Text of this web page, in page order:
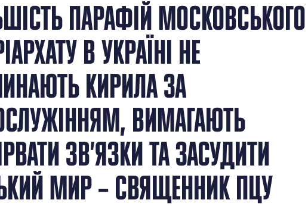
ПАРАФІЙ МОСКОВСЬКОГО
В УКРАЇНІ НЕ
КИРИЛА ЗА
ВИМАГАЮТЬ
ЗВ’ЯЗКИ ТА ЗАСУДИТИ
МИР – СВЯЩЕННИК ПЦУ